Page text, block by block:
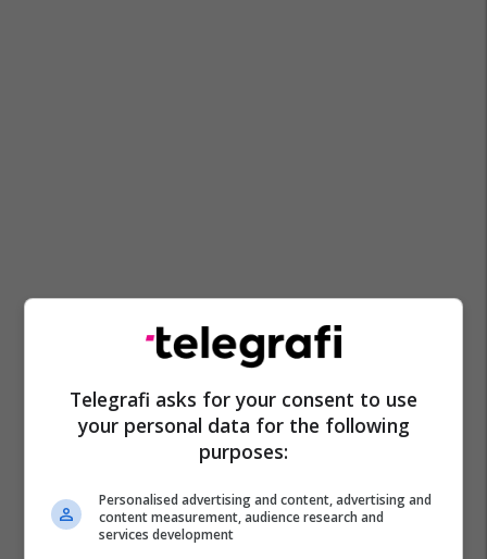
Telegrafi asks for your consent to use
your personal data for the following
purposes:
Personalised advertising and content, advertising and
content measurement, audience research and
services development